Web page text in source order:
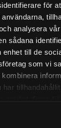
för
analysera
sådana
enhet till de
som vi
har